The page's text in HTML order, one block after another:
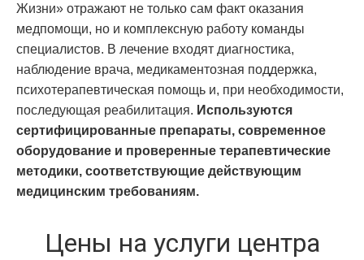
Жизни» отражают не только сам факт оказания
медпомощи, но и комплексную работу команды
специалистов. В лечение входят диагностика,
наблюдение врача, медикаментозная поддержка,
психотерапевтическая помощь и, при необходимости,
последующая реабилитация. Используются
сертифицированные препараты, современное
оборудование и проверенные терапевтические
методики, соответствующие действующим
медицинским требованиям.
Цены на услуги центра